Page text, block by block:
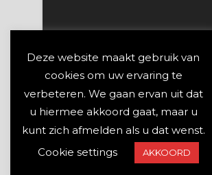
Deze website maakt gebruik van
cookies om uw ervaring te
verbeteren. We gaan ervan uit dat
u hiermee akkoord gaat, maar u
kunt zich afmelden als u dat wenst.
Cookie settings
AKKOORD